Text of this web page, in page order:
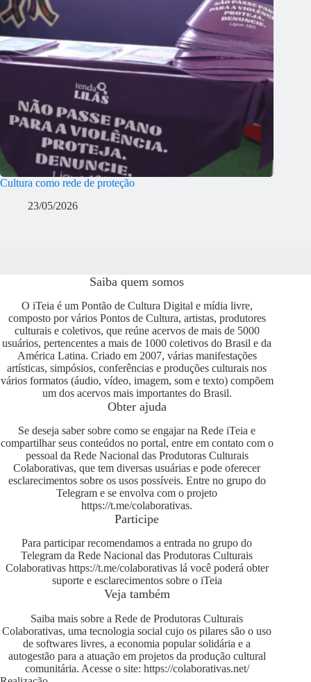
Cultura como rede de proteção
23/05/2026
Saiba quem somos
O iTeia é um Pontão de Cultura Digital e mídia livre,
composto por vários Pontos de Cultura, artistas, produtores
culturais e coletivos, que reúne acervos de mais de 5000
usuários, pertencentes a mais de 1000 coletivos do Brasil e da
América Latina. Criado em 2007, várias manifestações
artísticas, simpósios, conferências e produções culturais nos
vários formatos (áudio, vídeo, imagem, som e texto) compõem
um dos acervos mais importantes do Brasil.
Obter ajuda
Se deseja saber sobre como se engajar na Rede iTeia e
compartilhar seus conteúdos no portal, entre em contato com o
pessoal da Rede Nacional das Produtoras Culturais
Colaborativas, que tem diversas usuárias e pode oferecer
esclarecimentos sobre os usos possíveis. Entre no grupo do
Telegram e se envolva com o projeto
https://t.me/colaborativas.
Participe
Para participar recomendamos a entrada no grupo do
Telegram da Rede Nacional das Produtoras Culturais
Colaborativas https://t.me/colaborativaslá você poderá obter
suporte e esclarecimentos sobre o iTeia
Veja também
Saiba mais sobre a Rede de Produtoras Culturais
Colaborativas, uma tecnologia social cujo os pilares são o uso
de softwares livres, a economia popular solidária e a
autogestão para a atuação em projetos da produção cultural
comunitária. Acesse o site: https://colaborativas.net/